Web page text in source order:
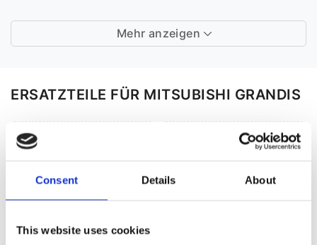
Consent Details About
This website uses cookies
Mehr anzeigen
ERSATZTEILE FÜR MITSUBISHI GRANDIS